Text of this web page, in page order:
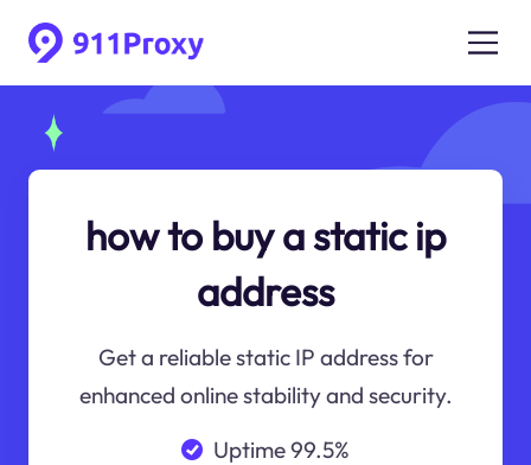
how to buy a static ip
address
Get a reliable static IP address for
enhanced online stability and security.
Uptime 99.5%